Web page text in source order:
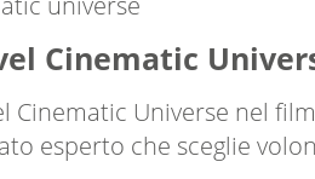
Cinematic
Cinematic Universe nel film
esperto che sceglie